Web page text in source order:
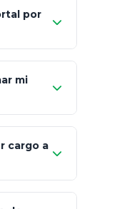
Art. 151 / 93
por
cuenta?
mi
cargo a